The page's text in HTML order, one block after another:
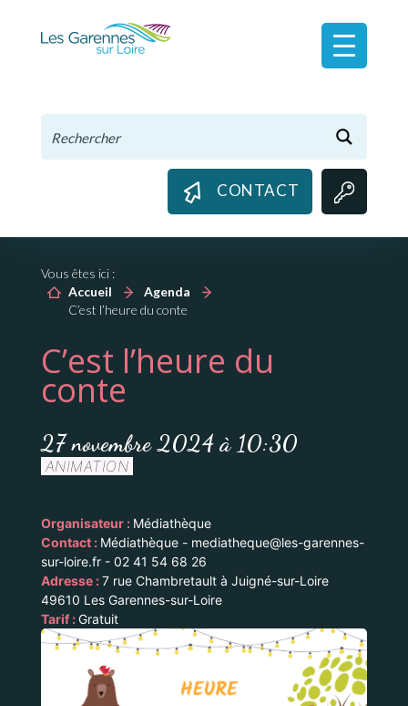
CONTACT
Vous êtes ici :
Accueil
Agenda
C’est l’heure du conte
C’est l’heure du
conte
27 novembre 2024 à 10:30
ANIMATION
Organisateur : Médiathèque
Contact : Médiathèque - mediatheque@les-garennes-
sur-loire.fr - 02 41 54 68 26
Adresse :7 rue Chambretault à Juigné-sur-Loire
49610 Les Garennes-sur-Loire
Tarif :Gratuit